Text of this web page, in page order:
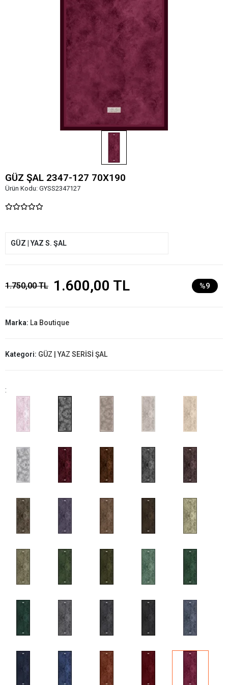
GÜZ ŞAL 2347-127 70X190
Ürün Kodu: GYSS2347127
GÜZ | YAZ S. ŞAL
1.750,00 TL 1.600,00 TL %9
Marka: La Boutique
Kategori: GÜZ | YAZ SERİSİ ŞAL
: